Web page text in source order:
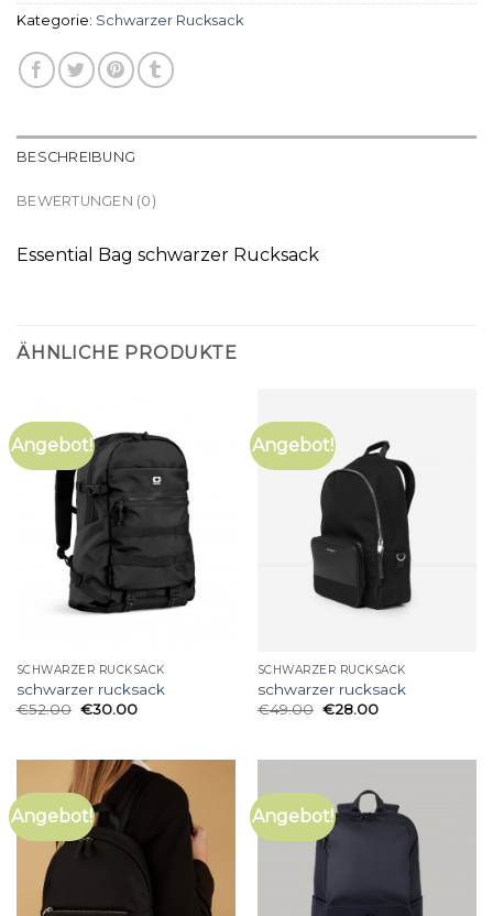
Kategorie: Schwarzer Rucksack
BESCHREIBUNG
BEWERTUNGEN (0)
Essential Bag schwarzer Rucksack
ÄHNLICHE PRODUKTE
Angebot!
SCHWARZER RUCKSACK
schwarzer rucksack
€52.00 €30.00
Angebot!
SCHWARZER RUCKSACK
schwarzer rucksack
€49.00 €28.00
Angebot! Angebot!